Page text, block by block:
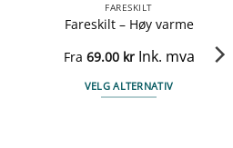
FARESKILT
Fareskilt – Høy varme
Fra 69.00 kr Ink. mva
VELG ALTERNATIV